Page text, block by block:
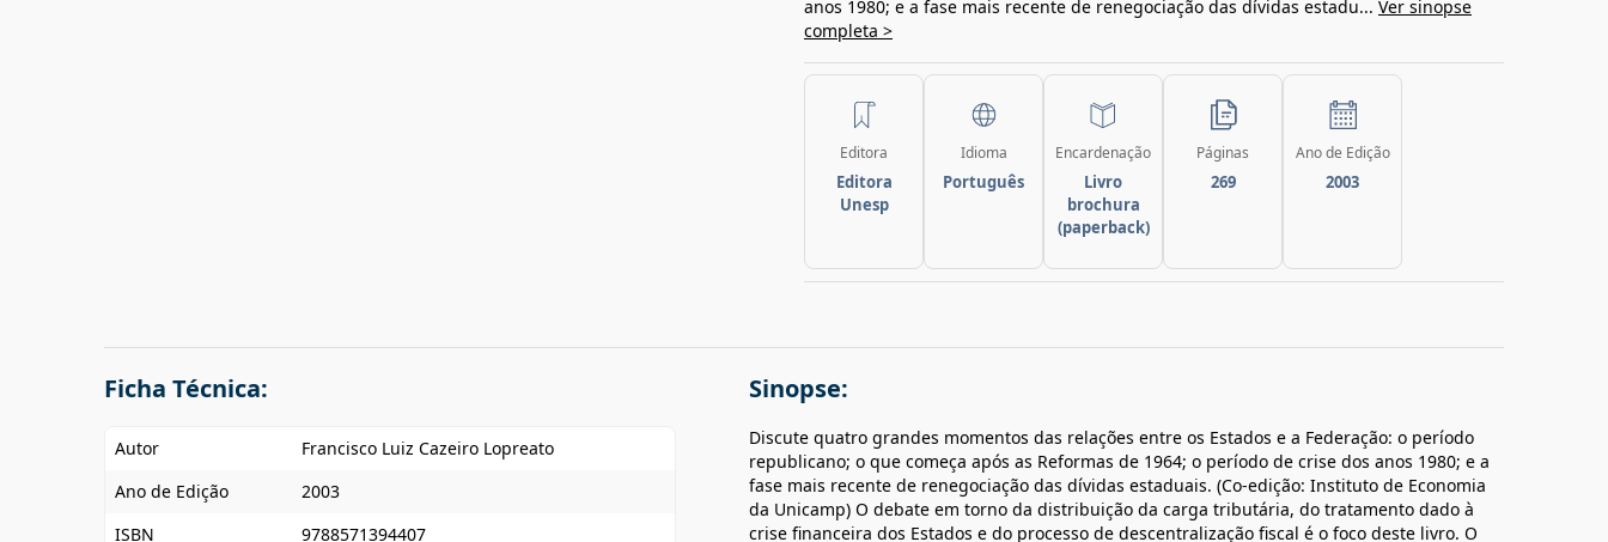
anos 1980; e a fase mais recente de renegociação das dívidas estadu... Ver sinopse
completa >
Editora
Editora
Unesp
Idioma
Português
Encardenação
Livro
brochura
(paperback)
Páginas
269
Ano de Edição
2003
Ficha Técnica:
Autor
Francisco Luiz Cazeiro Lopreato
Ano de Edição
2003
ISBN
9788571394407
Sinopse:
Discute quatro grandes momentos das relações entre os Estados e a Federação: o período
republicano; o que começa após as Reformas de 1964; o período de crise dos anos 1980; e a
fase mais recente de renegociação das dívidas estaduais. (Co-edição: Instituto de Economia
da Unicamp) O debate em torno da distribuição da carga tributária, do tratamento dado à
crise financeira dos Estados e do processo de descentralização fiscal é o foco deste livro. O